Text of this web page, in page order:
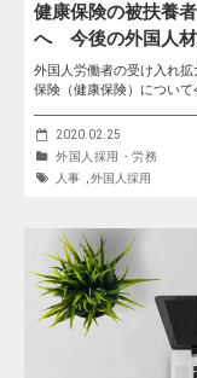
健康保険の被扶養
へ 今後の外国人
外国人労働者の受け入れ
保険（健康保険）につい
2020.02.25
外国人採用・労務
人事
外国人採用